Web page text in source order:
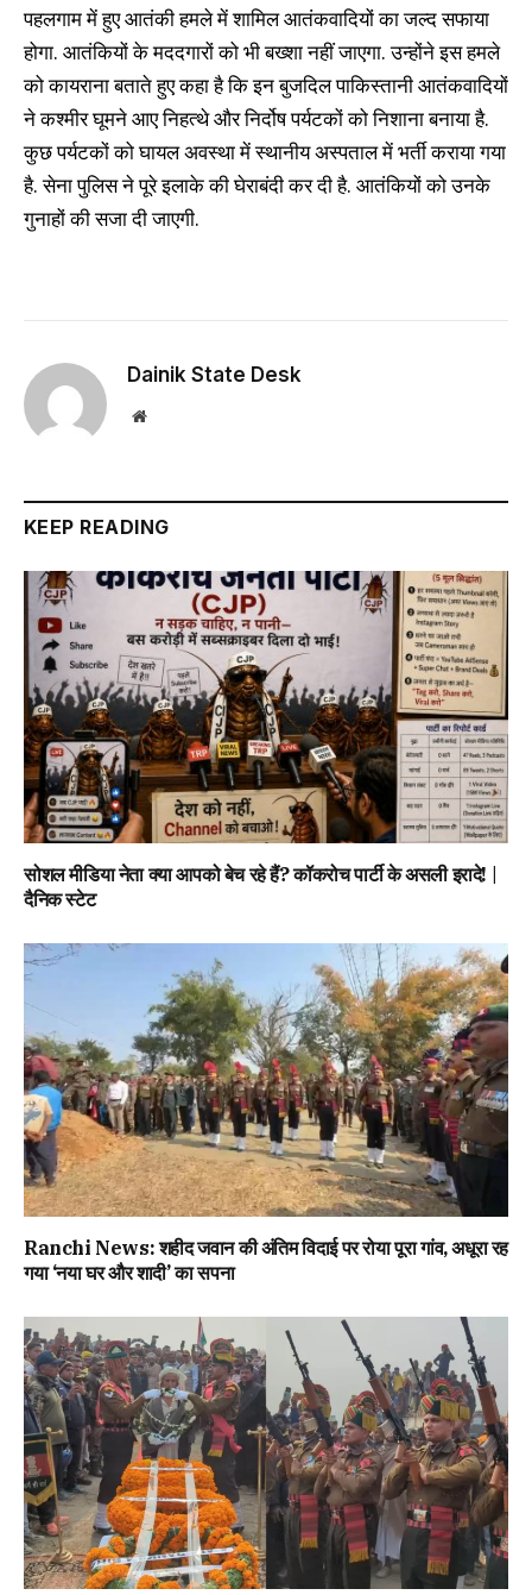
पहलगाम में हुए आतंकी हमले में शामिल आतंकवादियों का जल्द सफाया
होगा. आतंकियों के मददगारों को भी बख्शा नहीं जाएगा. उन्होंने इस हमले
को कायराना बताते हुए कहा है कि इन बुजदिल पाकिस्तानी आतंकवादियों
ने कश्मीर घूमने आए निहत्थे और निर्दोष पर्यटकों को निशाना बनाया है.
कुछ पर्यटकों को घायल अवस्था में स्थानीय अस्पताल में भर्ती कराया गया
है. सेना पुलिस ने पूरे इलाके की घेराबंदी कर दी है. आतंकियों को उनके
गुनाहों की सजा दी जाएगी.
Dainik State Desk
Website
KEEP READING
सोशल मीडिया नेता क्या आपको बेच रहे हैं? कॉकरोच पार्टी के असली इरादे! |
दैनिक स्टेट
Ranchi News: शहीद जवान की अंतिम विदाई पर रोया पूरा गांव, अधूरा रह
गया ‘नया घर और शादी’ का सपना